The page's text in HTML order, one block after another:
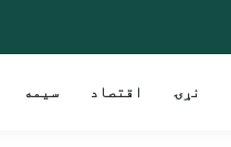
نړۍ اقتصاد سیمه